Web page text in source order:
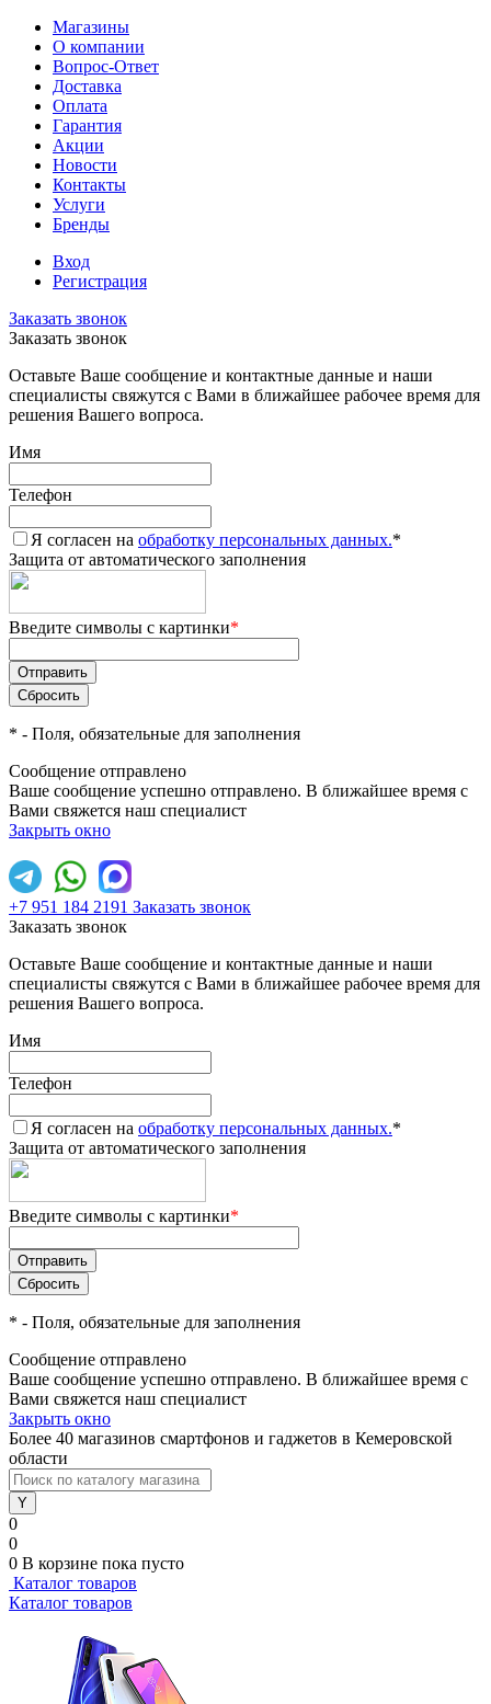
Магазины
О компании
Вопрос-Ответ
Доставка
Оплата
Гарантия
Акции
Новости
Контакты
Услуги
Бренды
Вход
Регистрация
Заказать звонок
Заказать звонок
Оставьте Ваше сообщение и контактные данные и наши
специалисты свяжутся с Вами в ближайшее рабочее время для
решения Вашего вопроса.
Имя
Телефон
Я согласен на обработку персональных данных.*
Защита от автоматического заполнения
Введите символы с картинки*
* - Поля, обязательные для заполнения
Сообщение отправлено
Ваше сообщение успешно отправлено. В ближайшее время с
Вами свяжется наш специалист
Закрыть окно
+7 951 184 2191 Заказать звонок
Заказать звонок
Оставьте Ваше сообщение и контактные данные и наши
специалисты свяжутся с Вами в ближайшее рабочее время для
решения Вашего вопроса.
Имя
Телефон
Я согласен на обработку персональных данных.*
Защита от автоматического заполнения
Введите символы с картинки*
* - Поля, обязательные для заполнения
Сообщение отправлено
Ваше сообщение успешно отправлено. В ближайшее время с
Вами свяжется наш специалист
Закрыть окно
Более 40 магазинов смартфонов и гаджетов в Кемеровской
области
0
0
0 В корзине пока пусто
Каталог товаров
Каталог товаров